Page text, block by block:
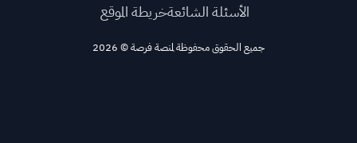
الأسئلة الشائعةخريطة الموقع
جميع الحقوق محفوظة لمنصة فرصة©
2026